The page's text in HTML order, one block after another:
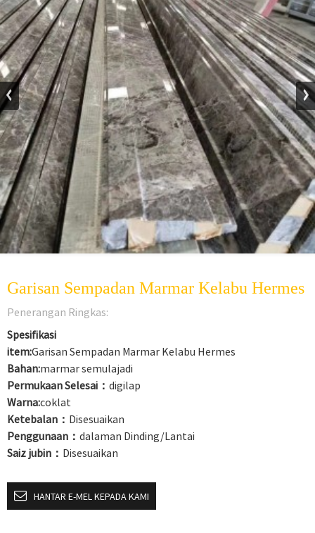
Garisan Sempadan Marmar Kelabu Hermes
Penerangan Ringkas:
Spesifikasi
item:Garisan Sempadan Marmar Kelabu Hermes
Bahan:marmar semulajadi
Permukaan Selesai： digilap
Warna:coklat
Ketebalan： Disesuaikan
Penggunaan： dalaman Dinding/Lantai
Saiz jubin： Disesuaikan
HANTAR E-MEL KEPADA KAMI